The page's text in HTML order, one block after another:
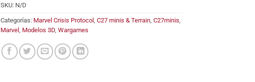
SKU: N/D
Categorías: Marvel Crisis Protocol ,C27 minis & Terrain ,C27minis
Marvel Modelos 3D ,Wargames